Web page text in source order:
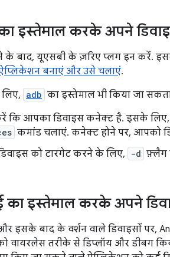
इस्तेमाल करके अपने
बाद, यूएसबी के ज़रिए प्लग इन करें.
बनाएं और उसे चलाएं.
adb का इस्तेमाल भी किया जा
कि आपका डिवाइस कनेक्ट है. इसके
कमांड चलाएं. कनेक्ट होने पर, आपको
को टारगेट करने के लिए,
-d फ़्लैग
का इस्तेमाल करके अपने
इसके बाद के वर्शन वाले डिवाइसों पर,
वायरलेस तरीके से डिप्लॉय और डीबग